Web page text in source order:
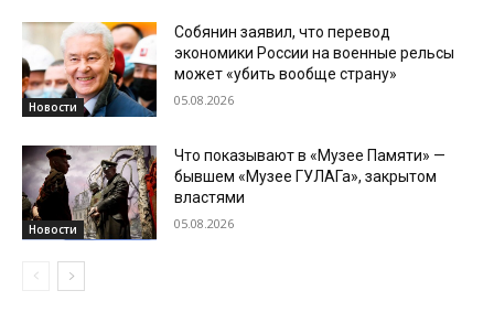
Новости
Собянин заявил, что перевод
экономики России на военные рельсы
может «убить вообще страну»
05.08.2026
Новости
Что показывают в «Музее Памяти» —
бывшем «Музее ГУЛАГа», закрытом
властями
05.08.2026